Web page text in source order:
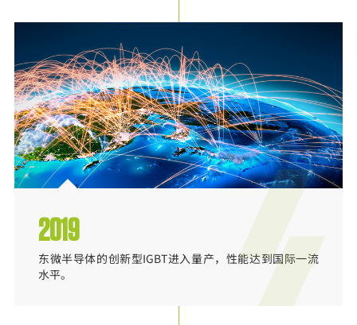
2019
东微半导体的创新型IGBT进入量产，性能达到国际一流
水平。